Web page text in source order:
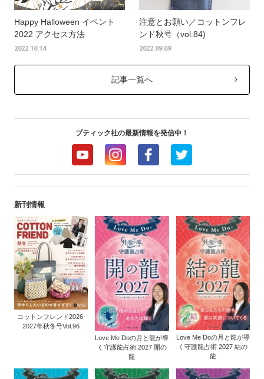
Happy Halloween イベント
2022 アクセス方法
2022.10.14
注意とお願い／コットンフレ
ンド秋号（vol.84)
2022.09.09
記事一覧へ
ブティック社の最新情報を発信中！
新刊情報
コットンフレンド2026-
2027年秋冬号Vol.96
Love Me Doの月と龍が導
く守護龍占術 2027 開の
龍
Love Me Doの月と龍が導
く守護龍占術 2027 結の
龍